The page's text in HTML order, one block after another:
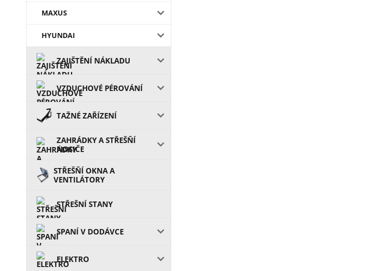
MAXUS
HYUNDAI
ZAJIŠTĚNÍ NÁKLADU
VZDUCHOVÉ PÉROVÁNÍ
TAŽNÉ ZAŘÍZENÍ
ZAHRÁDKY A STŘEŠŇÍ
NOSIČE
STŘEŠŇÍ OKNA A
VENTILÁTORY
STŘEŠNÍ STANY
SPANÍ V DODÁVCE
ELEKTRO